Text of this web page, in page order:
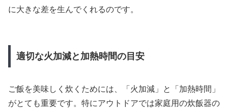
に大きな差を生んでくれるのです。
適切な火加減と加熱時間の目安
ご飯を美味しく炊くためには、「火加減」と「加熱時間」
がとても重要です。特にアウトドアでは家庭用の炊飯器の